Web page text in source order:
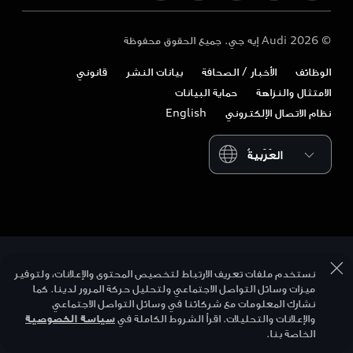
احجز تجربة قيادة
اعثر على وكيل
اتصل بنا
استدعاء الوسائد الهوائية
تنزيل الكتيب
Tree Nation
Audi Matcher
قارن الطرازات
الاستدامة
أسلوب الحياة
Audi Sport
© 2026 Audi إيه جي. جميع الحقوق محفوظة
الوظائف الأخبار / الصحافة بيانات النشر
قانوني
الامتثال والنزاهة
حماية البيانات
نظام الاتصال الإلكتروني
English
Please select country
نستخدم ملفات تعريف الارتباط لتخصيص المحتوى والإعلانات، ولتوفير
ميزات وسائل التواصل الاجتماعي ولتحليل حركة المرور لدينا. كما
نشارك المعلومات مع شركائنا في وسائل التواصل الاجتماعي
والإعلانات والتحليلات. اقرأ الشروط الكاملة فيسياسة الخصوصية
الخاصة بنا.